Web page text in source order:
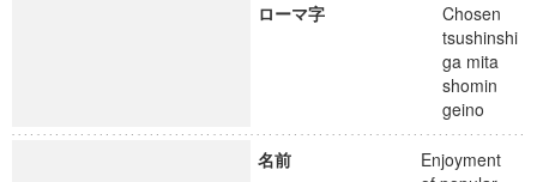
ローマ字
Chosen
tsushinshi
ga mita
shomin
geino
名前
Enjoyment